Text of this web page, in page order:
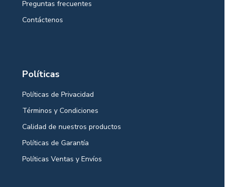
Preguntas frecuentes
Contáctenos
Políticas
Políticas de Privacidad
Términos y Condiciones
Calidad de nuestros productos
Políticas de Garantía
Políticas Ventas y Envíos